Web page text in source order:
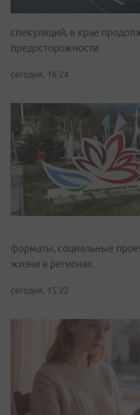
спекуляций, в крае
предосторожности
сегодня, 16:24
форматы, социальные
жизни в регионах
сегодня, 15:22